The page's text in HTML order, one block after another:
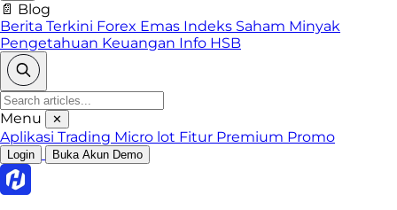
📄 Blog
Berita Terkini Forex Emas Indeks Saham Minyak
Pengetahuan Keuangan Info HSB
Menu ✕
Aplikasi Trading Micro lot Fitur Premium Promo
Login Buka Akun Demo